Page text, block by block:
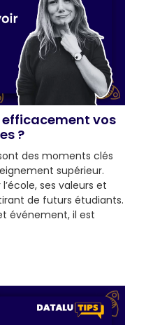
vos
?
des moments clés
supérieur.
ses valeurs et
de futurs étudiants.
événement, il est